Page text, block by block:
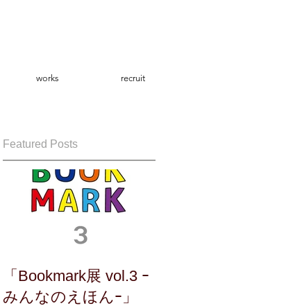
works recruit
Featured Posts
「Bookmark展 vol.3 ｰ
みんなのえほんｰ」